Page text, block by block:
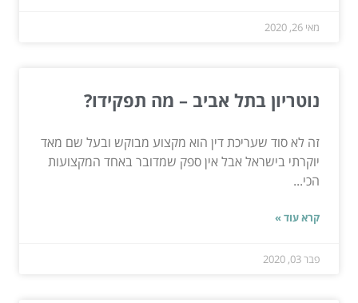
מאי 26, 2020
נוטריון בתל אביב – מה תפקידו?
זה לא סוד שעריכת דין הוא מקצוע מבוקש ובעל שם מאד
יוקרתי בישראל אבל אין ספק שמדובר באחד המקצועות
הכי...
קרא עוד »
פבר 03, 2020